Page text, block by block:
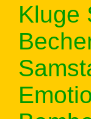
Kluge